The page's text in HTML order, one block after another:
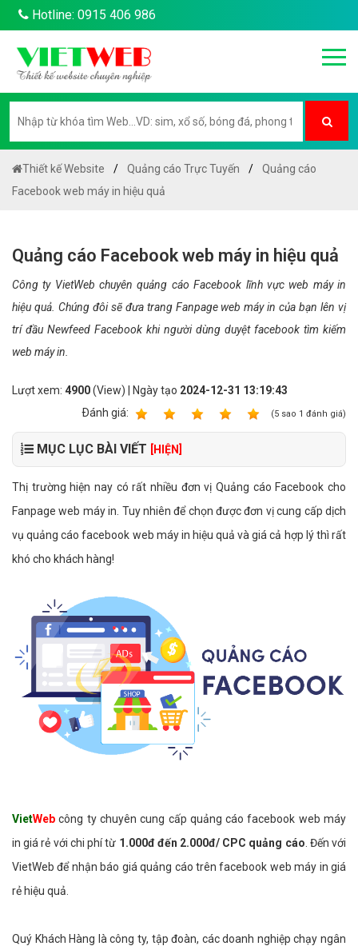
Hotline: 0915 406 986
Thiết kế Website Quảng cáo Trực Tuyến
Quảng cáo
Facebook web máy in hiệu quả
Quảng cáo Facebook web máy in hiệu quả
Công ty VietWeb chuyên quảng cáo Facebook lĩnh vực web máy in
hiệu quả. Chúng đôi sẽ đưa trang Fanpage web máy in của bạn lên vị
trí đầu Newfeed Facebook khi người dùng duyệt facebook tìm kiếm
web máy in.
Lượt xem: 4900(View) | Ngày tạo 2024-12-31 13:19:43
Ðánh giá:
(5 sao 1 đánh giá)
MỤC LỤC BÀI VIẾT [HIỆN]
Thị trường hiện nay có rất nhiều đơn vị Quảng cáo Facebook cho
Fanpage web máy in. Tuy nhiên để chọn được đơn vị cung cấp dịch
vụ quảng cáo facebook web máy in hiệu quả và giá cả hợp lý thì rất
khó cho khách hàng!
VietWeb công ty chuyên cung cấp quảng cáo facebook web máy
in giá rẻ với chi phí từ 1.000đ đến 2.000đ/ CPC quảng cáo . Đến với
VietWeb để nhận báo giá quảng cáo trên facebook web máy in giá
rẻ hiệu quả.
Quý Khách Hàng là công ty, tập đoàn, các doanh nghiệp chạy ngân